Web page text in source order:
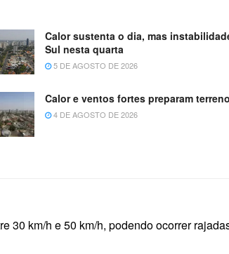
Calor sustenta o dia, mas
Sul nesta quarta
5 DE AGOSTO DE 2026
Calor e ventos fortes preparam
4 DE AGOSTO DE 2026
30 km/h e 50 km/h, podendo ocorrer